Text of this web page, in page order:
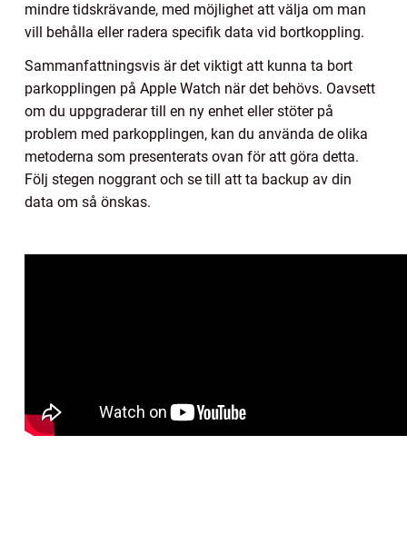
mindre tidskrävande, med möjlighet att välja om man
vill behålla eller radera specifik data vid bortkoppling.
Sammanfattningsvis är det viktigt att kunna ta bort
parkopplingen på Apple Watch när det behövs. Oavsett
om du uppgraderar till en ny enhet eller stöter på
problem med parkopplingen, kan du använda de olika
metoderna som presenterats ovan för att göra detta.
Följ stegen noggrant och se till att ta backup av din
data om så önskas.